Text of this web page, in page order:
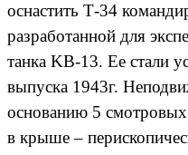
оснастить Т-34
разработанной для
танка KB-13. Ее стали
выпуска 1943г.
основанию 5
в крыше –